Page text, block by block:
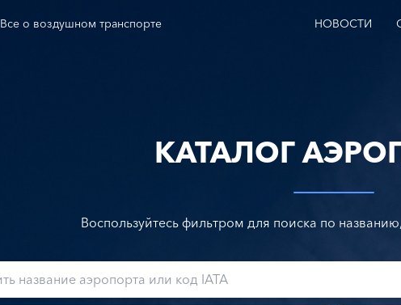
Все о воздушном транспорте НОВОСТИ
КАТАЛОГ
Воспользуйтесь фильтром для поиска по